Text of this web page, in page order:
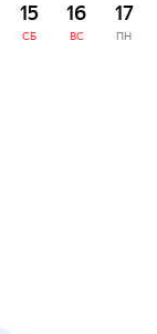
15
СБ
16
ВС
17
ПН